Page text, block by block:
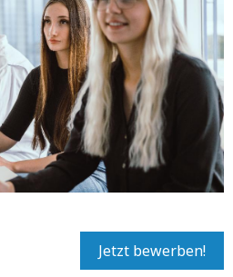
Jetzt bewerben!